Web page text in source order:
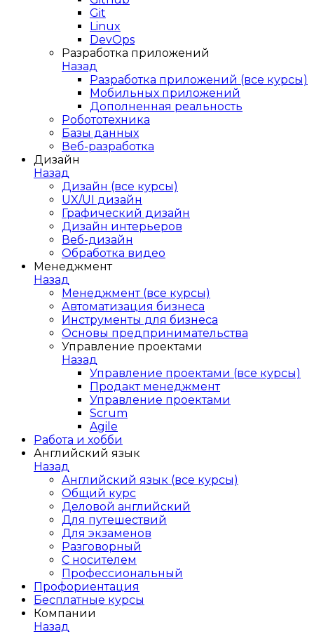
Git
Linux
DevOps
Разработка приложений
Назад
Разработка приложений (все курсы)
Мобильных приложений
Дополненная реальность
Робототехника
Базы данных
Веб-разработка
Дизайн
Назад
Дизайн (все курсы)
UX/UI дизайн
Графический дизайн
Дизайн интерьеров
Веб-дизайн
Обработка видео
Менеджмент
Назад
Менеджмент (все курсы)
Автоматизация бизнеса
Инструменты для бизнеса
Основы предпринимательства
Управление проектами
Назад
Управление проектами (все курсы)
Продакт менеджмент
Управление проектами
Scrum
Agile
Работа и хобби
Английский язык
Назад
Английский язык (все курсы)
Общий курс
Деловой английский
Для путешествий
Для экзаменов
Разговорный
С носителем
Профессиональный
Профориентация
Бесплатные курсы
Компании
Назад